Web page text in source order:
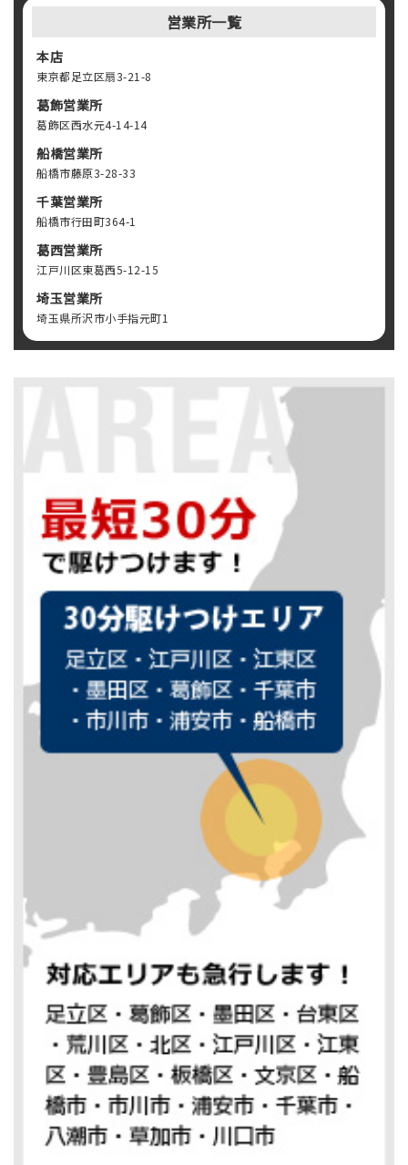
営業所一覧
本店
東京都足立区扇3-21-8
葛飾営業所
葛飾区西水元4-14-14
船橋営業所
船橋市藤原3-28-33
千葉営業所
船橋市行田町364-1
葛西営業所
江戸川区東葛西5-12-15
埼玉営業所
埼玉県所沢市小手指元町1